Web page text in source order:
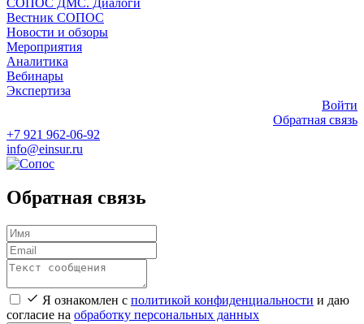
Вестник СОПОС
Новости и обзоры
Мероприятия
Аналитика
Вебинары
Экспертиза
Войти
Обратная связь
+7 921 962-06-92
info@einsur.ru
Обратная связь
Я ознакомлен с политикой конфиденциальности и даю
согласие на обработку персональных данных